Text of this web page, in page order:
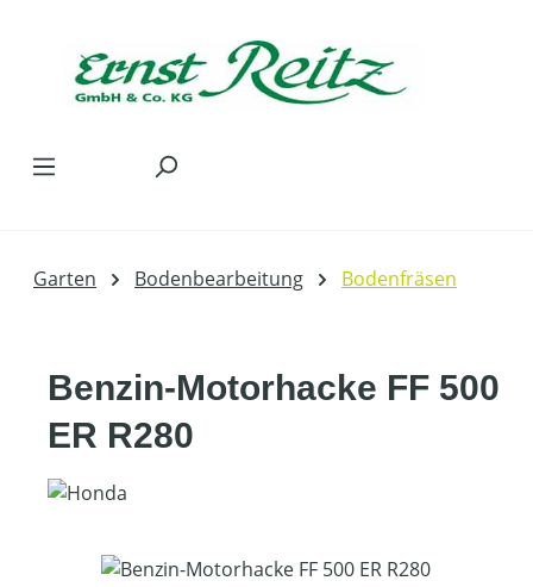
Garten Bodenbearbeitung Bodenfräsen
Benzin-Motorhacke FF 500
ER R280
Bildergalerie überspringen